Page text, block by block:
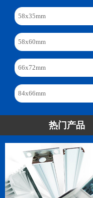
58x35mm
58x60mm
66x72mm
84x66mm
热门产品